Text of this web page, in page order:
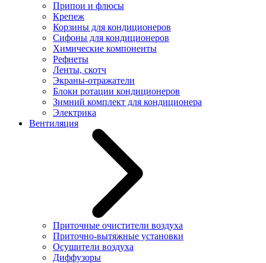
Припои и флюсы
Крепеж
Корзины для кондиционеров
Сифоны для кондиционеров
Химические компоненты
Рефнеты
Ленты, скотч
Экраны-отражатели
Блоки ротации кондиционеров
Зимний комплект для кондиционера
Электрика
Вентиляция
Приточные очистители воздуха
Приточно-вытяжные установки
Осушители воздуха
Диффузоры